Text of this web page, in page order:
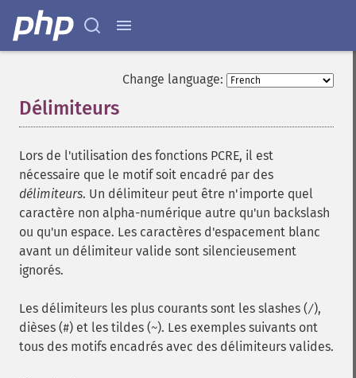
Change language:
Délimiteurs
Lors de l'utilisation des fonctions PCRE, il est
nécessaire que le motif soit encadré par des
délimiteurs. Un délimiteur peut être n'importe quel
caractère non alpha-numérique autre qu'un backslash
ou qu'un espace. Les caractères d'espacement blanc
avant un délimiteur valide sont silencieusement
ignorés.
Les délimiteurs les plus courants sont les slashes (/),
dièses (#) et les tildes (~). Les exemples suivants ont
tous des motifs encadrés avec des délimiteurs valides.